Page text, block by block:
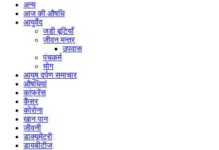
अन्य
आज की औषधि
आयुर्वेद
जडी बूटियाँ
जीवन मन्त्र
उपवास
पंचकर्म
योग
आयुष दर्पण समाचार
औषधियां
कांफ्रेंस
कैंसर
कोरोना
खान पान
जीवनी
डाक्यूमेंट्री
डायबीटीज